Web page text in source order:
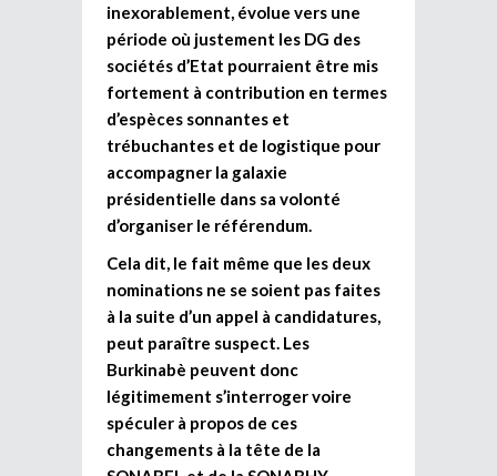
inexorablement, évolue vers une
période où justement les DG des
sociétés d’Etat pourraient être mis
fortement à contribution en termes
d’espèces sonnantes et
trébuchantes et de logistique pour
accompagner la galaxie
présidentielle dans sa volonté
d’organiser le référendum.
Cela dit, le fait même que les deux
nominations ne se soient pas faites
à la suite d’un appel à candidatures,
peut paraître suspect. Les
Burkinabè peuvent donc
légitimement s’interroger voire
spéculer à propos de ces
changements à la tête de la